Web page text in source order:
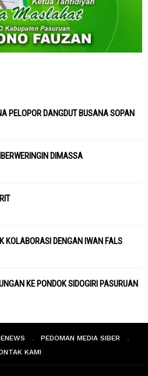
PELOPOR DANGDUT BUSANA SOPAN
DIMASSA
KOLABORASI DENGAN IWAN FALS
KE PONDOK SIDOGIRI PASURUAN
PEDOMAN MEDIA SIBER
KAMI